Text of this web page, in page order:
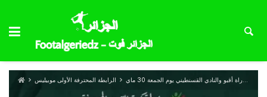
الرابطة المحترفة الأولى موبيليس الرابطة تبرمج مباراة أقبو والنادي القسنطيني يوم الجمعة 30 ماي